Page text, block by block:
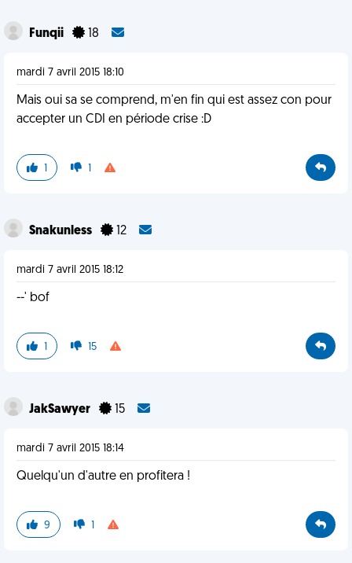
Funqii 18
mardi 7 avril 2015 18:10
Mais oui sa se comprend, m'en fin qui est assez con pour
accepter un CDI en période crise :D
1 1
Snakunless 12
mardi 7 avril 2015 18:12
--' bof
1 15
JakSawyer 15
mardi 7 avril 2015 18:14
Quelqu'un d'autre en profitera !
9 1